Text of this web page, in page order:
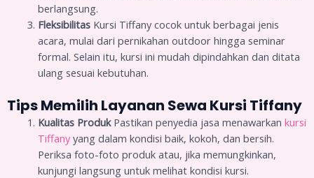
berlangsung.
FleksibilitasKursi Tiffany cocok untuk berbagai jenis
acara, mulai dari pernikahan outdoor hingga seminar
formal. Selain itu, kursi ini mudah dipindahkan dan ditata
ulang sesuai kebutuhan.
Tips Memilih Layanan Sewa Kursi Tiffany
Kualitas ProdukPastikan penyedia jasa menawarkan kursi
Tiffanyyang dalam kondisi baik, kokoh, dan bersih.
Periksa foto-foto produk atau, jika memungkinkan,
kunjungi langsung untuk melihat kondisi kursi.